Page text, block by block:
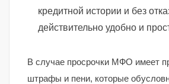
кредитной истории и без
действительно удобно и
В случае просрочки МФО имеет
штрафы и пени, которые